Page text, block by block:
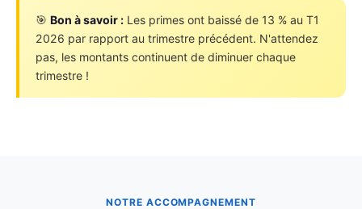
🎯 Bon à savoir : Les primes ont baissé de 13 % au T1
2026 par rapport au trimestre précédent. N'attendez
pas, les montants continuent de diminuer chaque
trimestre !
NOTRE ACCOMPAGNEMENT